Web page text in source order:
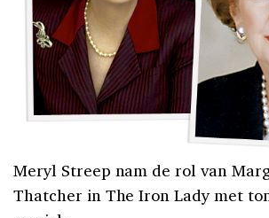
Meryl Streep nam de rol van
Thatcher in The Iron Lady met